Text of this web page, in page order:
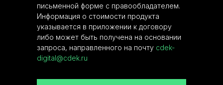
письменной форме с правообладателем.
Информация о стоимости продукта
указывается в приложении к договору
либо может быть получена на основании
запроса, направленного на почту cdek-
digital@cdek.ru